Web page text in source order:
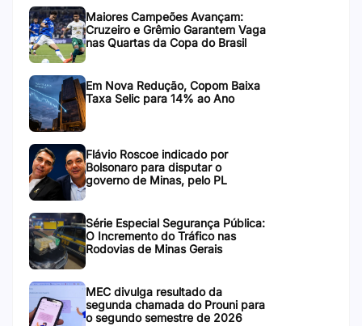
Maiores Campeões Avançam:
Cruzeiro e Grêmio Garantem Vaga
nas Quartas da Copa do Brasil
Em Nova Redução, Copom Baixa
Taxa Selic para 14% ao Ano
Flávio Roscoe indicado por
Bolsonaro para disputar o
governo de Minas, pelo PL
Série Especial Segurança Pública:
O Incremento do Tráfico nas
Rodovias de Minas Gerais
MEC divulga resultado da
segunda chamada do Prouni para
o segundo semestre de 2026